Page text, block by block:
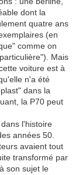
dont la
quatre ans
(en
comme on
Mais
voiture est à
n'a été
dans la
la P70 peut
l'histoire
années 50.
avaient tout
transformé par
son sujet le